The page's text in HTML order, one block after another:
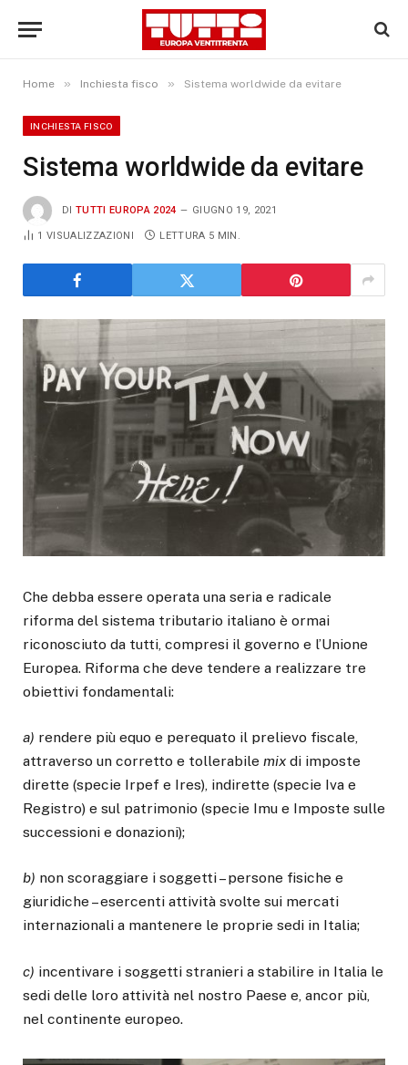
Home » Inchiesta fisco » Sistema worldwide da evitare
INCHIESTA FISCO
Sistema worldwide da evitare
DI TUTTI EUROPA 2024 GIUGNO 19, 2021
1VISUALIZZAZIONI LETTURA 5 MIN.
Che debba essere operata una seria e radicale
riforma del sistema tributario italiano è ormai
riconosciuto da tutti, compresi il governo e l’Unione
Europea. Riforma che deve tendere a realizzare tre
obiettivi fondamentali:
a) rendere più equo e perequato il prelievo fiscale,
attraverso un corretto e tollerabile mix di imposte
dirette (specie Irpef e Ires), indirette (specie Iva e
Registro) e sul patrimonio (specie Imu e Imposte sulle
successioni e donazioni);
b) non scoraggiare i soggetti – persone fisiche e
giuridiche – esercenti attività svolte sui mercati
internazionali a mantenere le proprie sedi in Italia;
c) incentivare i soggetti stranieri a stabilire in Italia le
sedi delle loro attività nel nostro Paese e, ancor più,
nel continente europeo.